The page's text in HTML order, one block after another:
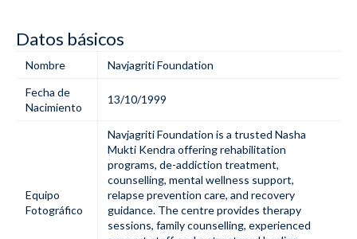
Datos básicos
Nombre
Navjagriti Foundation
Fecha de
Nacimiento
13/10/1999
Equipo
Fotográfico
Navjagriti Foundation is a trusted Nasha
Mukti Kendra offering rehabilitation
programs, de-addiction treatment,
counselling, mental wellness support,
relapse prevention care, and recovery
guidance. The centre provides therapy
sessions, family counselling, experienced